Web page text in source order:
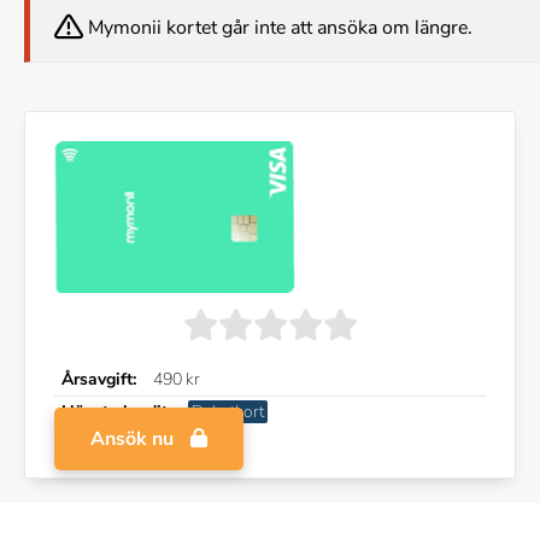
Mymonii kortet går inte att ansöka om längre.
Årsavgift:
490 kr
Högsta kredit:
Debetkort
Ansök nu